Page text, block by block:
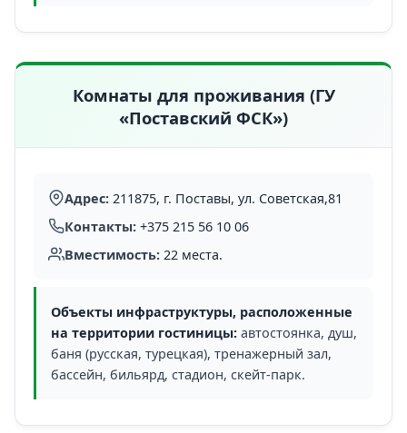
Комнаты для проживания (ГУ
«Поставский ФСК»)
Адрес: 211875, г. Поставы, ул. Советская,81
Контакты: +375 215 56 10 06
Вместимость: 22 места.
Объекты инфраструктуры, расположенные
на территории гостиницы: автостоянка, душ,
баня (русская, турецкая), тренажерный зал,
бассейн, бильярд, стадион, скейт-парк.